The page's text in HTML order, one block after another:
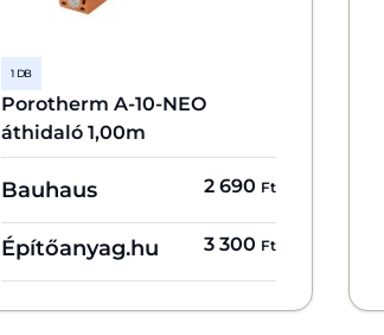
1 DB
Porotherm A-10-NEO
áthidaló 1,00m
Bauhaus 2 690 Ft
Építőanyag.hu 3 300 Ft